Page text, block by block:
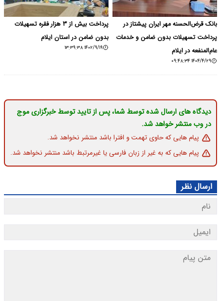
بانک قرض‌الحسنه مهر ایران پیشتاز در
پرداخت تسهیلات بدون ضامن و خدمات
عام‌المنفعه در ایلام
۱۴۰۴/۴/۲۹ ۰۹:۴۸:۳۴
پرداخت بیش از ۳ هزار فقره تسهیلات
بدون ضامن در استان ایلام
۱۴۰۲/۹/۱۹ ۱۳:۳۹:۳۸
دیدگاه های ارسال شده توسط شما، پس از تایید توسط خبرگزاری موج
در وب منتشر خواهد شد.
پیام هایی که حاوی تهمت و افترا باشد منتشر نخواهد شد.
پیام هایی که به غیر از زبان فارسی یا غیرمرتبط باشد منتشر نخواهد شد.
ارسال نظر